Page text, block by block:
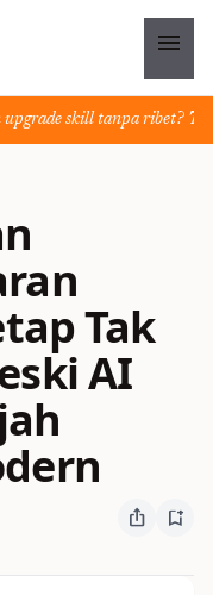
menu
skill tanpa ribet?
Tak
AI
ios_share bookmark_add